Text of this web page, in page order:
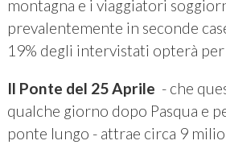
montagna e i viaggiatori
prevalentemente in seconde
19% degli intervistati opterà
Il Ponte del 25 Aprile - che
qualche giorno dopo Pasqua e
ponte lungo - attrae circa 9